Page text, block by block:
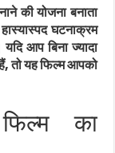
की योजना बनाता
घटनाक्रम
आप बिना ज्यादा
तो यह फिल्म आपको
का